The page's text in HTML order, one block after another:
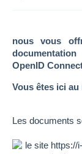
nous vous
OpenID
Vous êtes ici
Les documents